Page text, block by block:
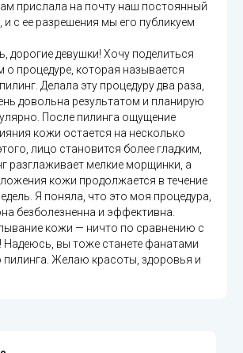
прислала на почту наш постоянный
и с ее разрешения мы его публикуем
дорогие девушки! Хочу поделиться
о процедуре, которая называется
Делала эту процедуру два раза,
довольна результатом и планирую
После пилинга ощущение
кожи остается на несколько
лицо становится более гладким,
разглаживает мелкие морщинки, а
кожи продолжается в течение
Я поняла, что это моя процедура,
безболезненна и эффективна.
кожи — ничто по сравнению с
Надеюсь, вы тоже станете фанатами
пилинга. Желаю красоты, здоровья и